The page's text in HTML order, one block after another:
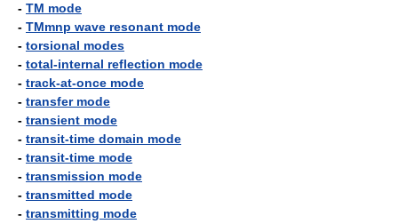
- TM mode
- TMmnp wave resonant mode
- torsional modes
- total-internal reflection mode
- track-at-once mode
- transfer mode
- transient mode
- transit-time domain mode
- transit-time mode
- transmission mode
- transmitted mode
- transmitting mode